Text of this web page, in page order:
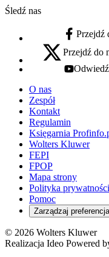
Śledź nas
facebook -
Przejdź
x - otwiera się w
Przejdź do
youtube -
O nas
Zespół
Kontakt
Regulamin
Księgarnia
Wolters Kluwer
FEPI
FPOP
Mapa strony
Polityka prywatności
Pomoc
Zarządzaj
© 2026 Wolters Kluwer
Realizacja Ideo Powered